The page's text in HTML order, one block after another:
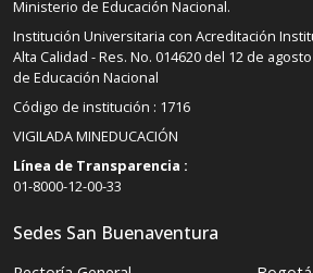
Ministerio de Educación Nacional.
Institución Universitaria con Acreditación
Alta Calidad - Res. No. 014620 del 12 de
de Educación Nacional
Código de institución : 1716
VIGILADA MINEDUCACIÓN
Línea de Transparencia :
01-8000-12-00-33
Sedes San Buenaventura